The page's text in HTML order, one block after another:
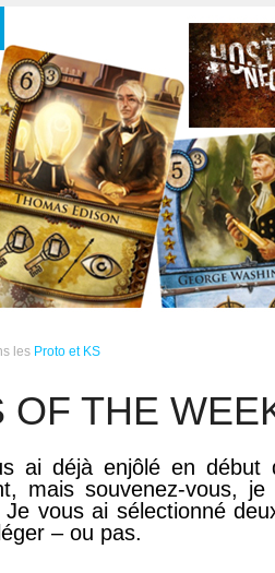
les Proto et KS
OF THE
ai déjà enjôlé en
mais souvenez-vous,
vous ai sélectionné
– ou pas.